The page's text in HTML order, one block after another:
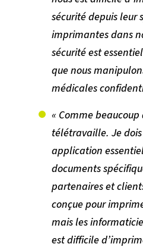
sécurité depuis leur
imprimantes dans
sécurité est
que nous
médicales
« Comme
télétravaille. Je
application
documents
partenaires et
conçue pour
mais les
est difficile